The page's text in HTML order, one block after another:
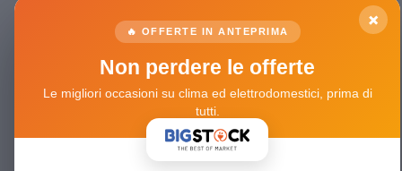
×
🔥 OFFERTE IN ANTEPRIMA
Non perdere le offerte
Le migliori occasioni su clima ed elettrodomestici, prima di
tutti.